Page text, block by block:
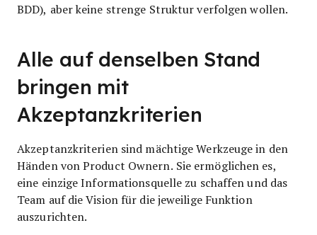
BDD), aber keine strenge Struktur verfolgen wollen.
Alle auf denselben Stand
bringen mit
Akzeptanzkriterien
Akzeptanzkriterien sind mächtige Werkzeuge in den
Händen von Product Ownern. Sie ermöglichen es,
eine einzige Informationsquelle zu schaffen und das
Team auf die Vision für die jeweilige Funktion
auszurichten.